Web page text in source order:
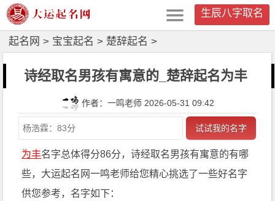
生辰八字取名
起名网 > 宝宝起名 > 楚辞起名 >
诗经取名男孩有寓意的_楚辞起名为丰
作者：一鸣老师 2026-05-31 09:42
试试我的名字
为丰名字总体得分86分，诗经取名男孩有寓意的有哪
些，大运起名网一鸣老师给您精心挑选了一些好名字
供您参考，名字如下：